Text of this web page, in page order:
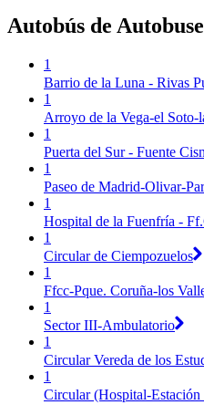
Autobús de
1
Barrio de la Luna - Rivas
1
Arroyo de la Vega-el Soto-
1
Puerta del Sur - Fuente
1
Paseo de Madrid-Olivar-
1
Hospital de la Fuenfría -
1
Circular de Ciempozuelos
1
Ffcc-Pque. Coruña-los
1
Sector III-Ambulatorio
1
Circular Vereda de los
1
Circular (Hospital-Estación